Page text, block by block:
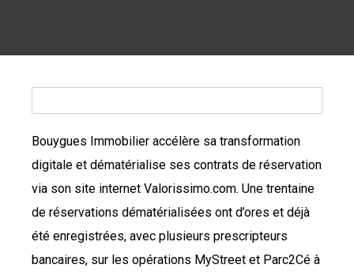
Bouygues Immobilier accélère sa transformation
digitale et dématérialise ses contrats de réservation
via son site internet Valorissimo.com. Une trentaine
de réservations dématérialisées ont d’ores et déjà
été enregistrées, avec plusieurs prescripteurs
bancaires, sur les opérations MyStreet et Parc2Cé à